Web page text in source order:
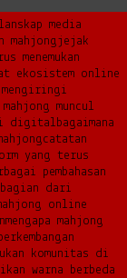
lanskap media
mahjongjejak
menemukan
ekosistem online
mengiringi
mahjong muncul
digital bagaimana
catatan
yang terus
pembahasan
dari
online
mengapa mahjong
komunitas di
warna berbeda